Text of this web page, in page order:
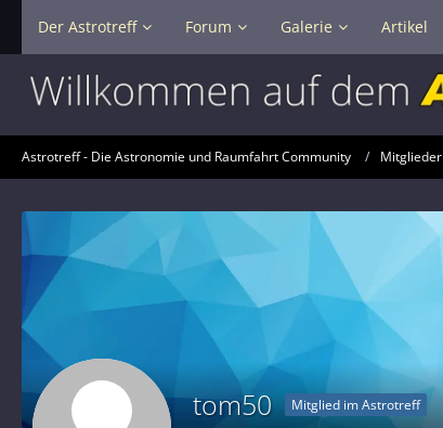
Der Astrotreff Forum Galerie Artikel
Astrotreff - Die Astronomie und Raumfahrt Community Mitglieder
tom50 Mitglied im Astrotreff